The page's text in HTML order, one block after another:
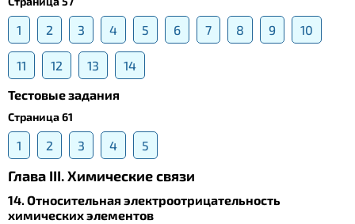
1 2 3 4 5 6 7 8 9 10
11 12 13
14
Тестовые задания
Страница 61
1 2 3 4 5
Глава III. Химические связи
14. Относительная электроотрицательность
химических элементов